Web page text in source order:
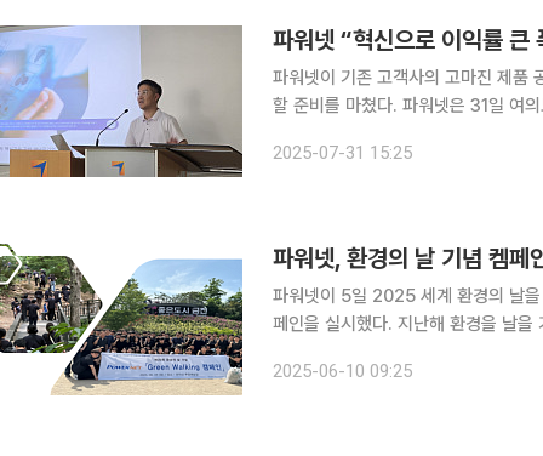
파워넷 “혁신으로 이익률
파워넷이 기존 고객사의 고마진 제품
할 준비를 마쳤다. 파워넷은 31일 여의도 금융투자교육원에서 독립리서치 밸류파인더가 개최한 개
개했다. 최근 파워넷은 회사 규모
2025-07-31 15:25
파워넷, 환경의 날 기념 켐
파워넷이 5일 2025 세계 환경의 날
페인을 실시했다. 지난해 환경을 날을 기점으로 환경·사회·지배구조(ESG)경영 로드맵을 구상하고
2025-06-10 09:25